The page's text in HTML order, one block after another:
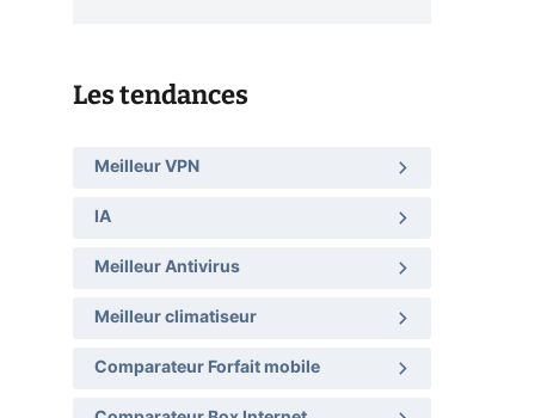
Les tendances
Meilleur VPN
IA
Meilleur Antivirus
Meilleur climatiseur
Comparateur Forfait mobile